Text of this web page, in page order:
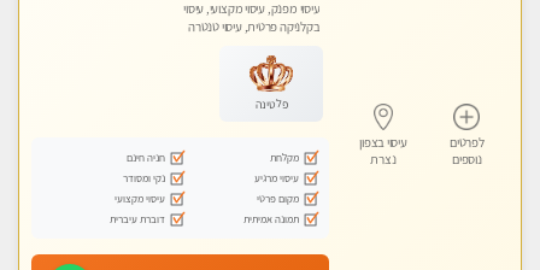
לפרטים
נוספים
עיסוי בצפון
נצרת
עיסוי מפנק, עיסוי מקצועי, עיסוי
בקלניקה פרטית, עיסוי טנטרה
פלטינה
מקלחת
חניה חינם
עיסוי מרגיע
נקי ומסודר
מקום פרטי
עיסוי מקצועי
תמונה אמיתית
דוברת עיברית